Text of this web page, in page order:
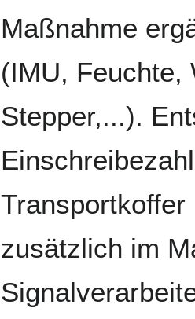
Maßnahme
(IMU, Feuchte,
Stepper,...).
zusätzlich im